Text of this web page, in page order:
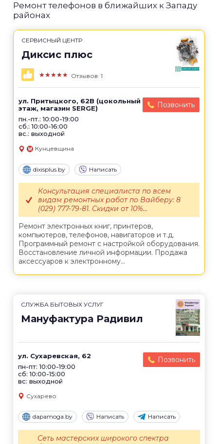
Ремонт телефонов в ближайших к Западу
районах
СЕРВИСНЫЙ ЦЕНТР
Диксис плюс
★★★★★ Отзывов: 1
ул. Притыцкого, 62B (цокольный
этаж, магазин SERGE)
пн.-пт.: 10:00-19:00
сб.: 10:00-16:00
вс.: выходной
Позвонить
Кунцевщина
dixisplus.by Написать
Ремонт электронных книг, принтеров,
компьютеров, телефонов, навигаторов и т.д.
Программный ремонт с настройкой оборудования.
Восстановление личной информации. Продажа
аксессуаров к электронному...
Консультация специалиста по всем
видам ремонтных работ по Вайберу: 8
(029) 777-79-81. Скидки от 10%...
СЛУЖБА БЫТОВЫХ УСЛУГ
Мануфактура Радивил
ул. Сухаревская, 62
пн-пт: 10:00-19:00
сб: 10:00-15:00
вс: выходной
Позвонить
Сухарево
dapamoga.by Написать Написать
Сеть мастерских широкого спектра